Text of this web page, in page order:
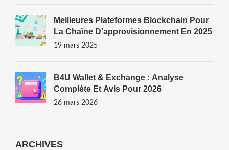
Meilleures Plateformes Blockchain Pour
La Chaîne D'approvisionnement En 2025
19 mars 2025
B4U Wallet & Exchange : Analyse
Complète Et Avis Pour 2026
26 mars 2026
ARCHIVES